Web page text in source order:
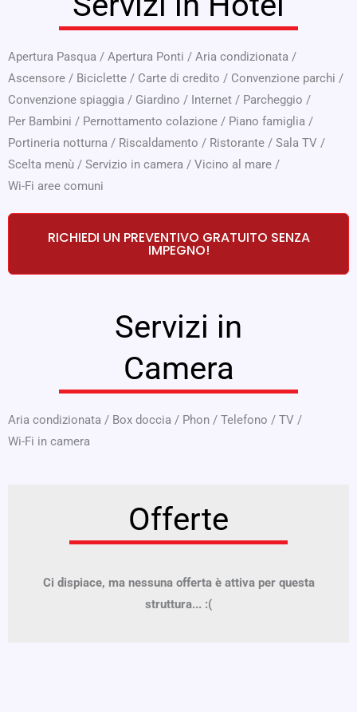
Apertura Pasqua / Apertura Ponti / Aria condizionata /
Ascensore / Biciclette / Carte di credito / Convenzione parchi /
Convenzione spiaggia / Giardino / Internet / Parcheggio /
Per Bambini / Pernottamento colazione / Piano famiglia /
Portineria notturna / Riscaldamento / Ristorante / Sala TV /
Scelta menù / Servizio in camera / Vicino al mare /
Wi-Fi aree comuni
RICHIEDI UN PREVENTIVO GRATUITO SENZA
IMPEGNO!
Servizi in
Camera
Aria condizionata / Box doccia / Phon / Telefono / TV /
Wi-Fi in camera
Offerte
Ci dispiace, ma nessuna offerta è attiva per questa
struttura... :(